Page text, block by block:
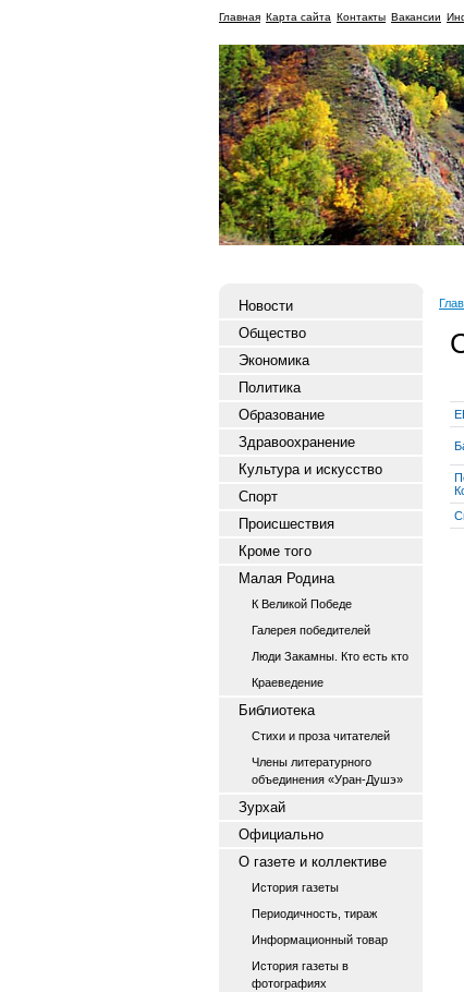
Главная Карта сайта Контакты Вакансии
Новости
Общество
Экономика
Политика
Образование
Здравоохранение
Культура и искусство
Спорт
Происшествия
Кроме того
Малая Родина
К Великой Победе
Галерея победителей
Люди Закамны. Кто есть кто
Краеведение
Библиотека
Стихи и проза читателей
Члены литературного
объединения «Уран-Душэ»
Зурхай
Официально
О газете и коллективе
История газеты
Периодичность, тираж
Информационный товар
История газеты в
фотографиях